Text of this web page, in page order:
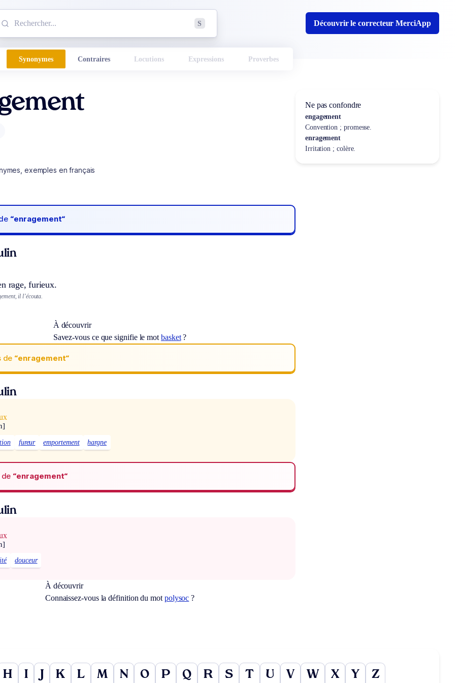
S Découvrir le correcteur MerciApp
Synonymes Contraires Locutions Expressions Proverbes
exemples en français
“enragement“
rage, furieux.
il l’écouta.
À découvrir
Savez-vous ce que signifie le mot basket?
de “enragement“
fureur emportement hargne
“enragement“
douceur
À découvrir
Connaissez-vous la définition du mot polysoc ?
Ne pas confondre
engagement
Convention ; promesse.
enragement
Irritation ; colère.
H I J K L M N O P Q R S T U V W X Y Z